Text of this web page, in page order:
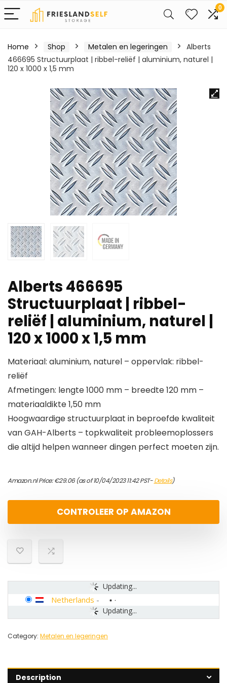
0
Home Shop Metalen en legeringen
Alberts
466695 Structuurplaat | ribbel-reliëf | aluminium, naturel |
120 x 1000 x 1,5 mm
Alberts 466695
Structuurplaat | ribbel-
reliëf | aluminium, naturel |
120 x 1000 x 1,5 mm
Materiaal: aluminium, naturel – oppervlak: ribbel-
reliëf
Afmetingen: lengte 1000 mm – breedte 120 mm –
materiaaldikte 1,50 mm
Hoogwaardige structuurplaat in beproefde kwaliteit
van GAH-Alberts – topkwaliteit probleemoplossers
die altijd helpen wanneer dingen perfect moeten zijn.
Amazon.nl Price:€29.06(as of 10/04/2023 11:42 PST-Details)
CONTROLEER OP AMAZON
Updating...
Updating...
Netherlands -
Category: Metalen en legeringen
Description